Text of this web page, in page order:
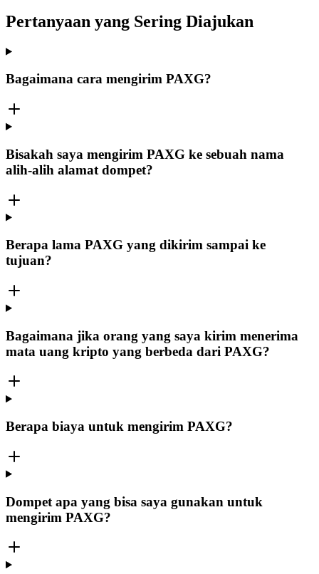
Pertanyaan yang Sering Diajukan
Bagaimana cara mengirim PAXG?
Bisakah saya mengirim PAXG ke sebuah nama
alih-alih alamat dompet?
Berapa lama PAXG yang dikirim sampai ke
tujuan?
Bagaimana jika orang yang saya kirim menerima
mata uang kripto yang berbeda dari PAXG?
Berapa biaya untuk mengirim PAXG?
Dompet apa yang bisa saya gunakan untuk
mengirim PAXG?